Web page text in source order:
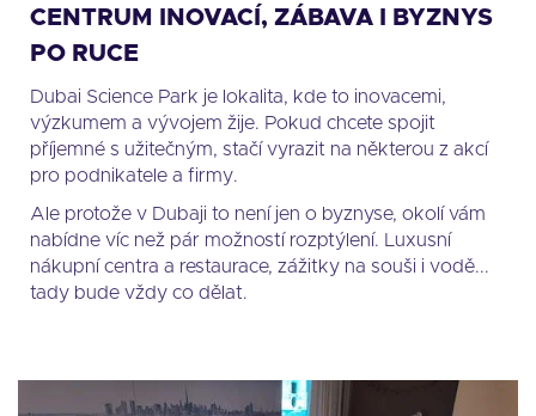
CENTRUM INOVACÍ, ZÁBAVA I BYZNYS
PO RUCE
Dubai Science Park je lokalita, kde to inovacemi,
výzkumem a vývojem žije. Pokud chcete spojit
příjemné s užitečným, stačí vyrazit na některou z akcí
pro podnikatele a firmy.
Ale protože v Dubaji to není jen o byznyse, okolí vám
nabídne víc než pár možností rozptýlení. Luxusní
nákupní centra a restaurace, zážitky na souši i vodě...
tady bude vždy co dělat.